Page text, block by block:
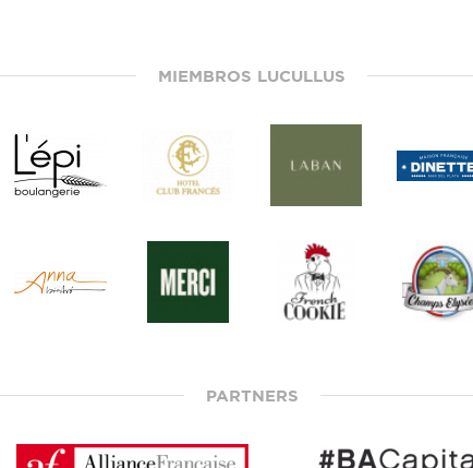
MIEMBROS LUCULLUS
PARTNERS